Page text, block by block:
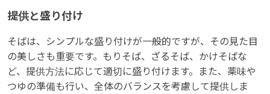
提供と盛り付け
そばは、シンプルな盛り付けが一般的ですが、その見た目
の美しさも重要です。もりそば、ざるそば、かけそばな
ど、提供方法に応じて適切に盛り付けます。また、薬味や
つゆの準備も行い、全体のバランスを考慮して提供しま